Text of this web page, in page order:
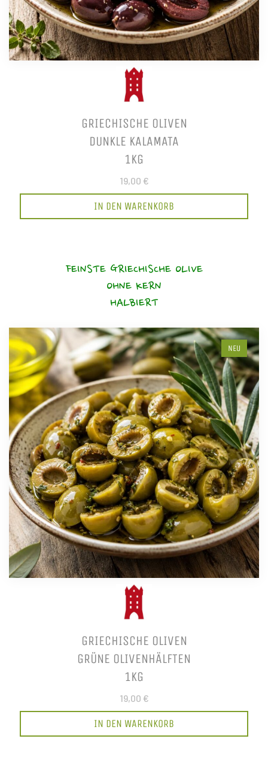
GRIECHISCHE OLIVEN
DUNKLE KALAMATA
1KG
19,00 €
IN DEN WARENKORB
FEINSTE GRIECHISCHE OLIVE
OHNE KERN
HALBIERT
NEU
GRIECHISCHE OLIVEN
GRÜNE OLIVENHÄLFTEN
1KG
19,00 €
IN DEN WARENKORB